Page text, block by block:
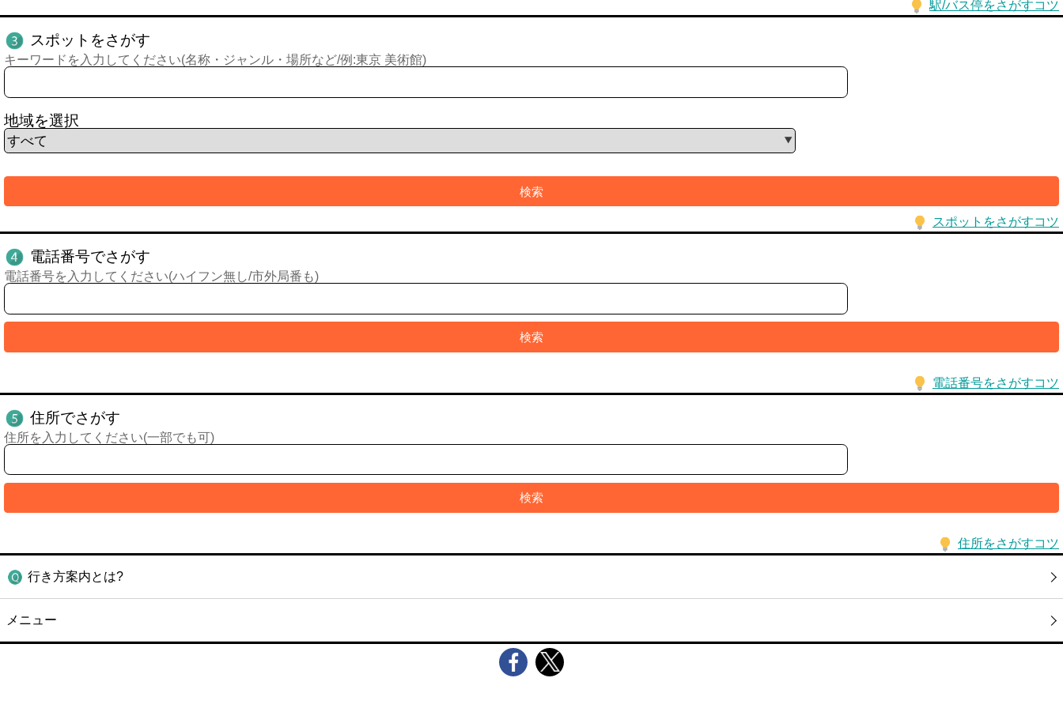
駅/バス停をさがすコツ
スポットをさがす
キーワードを入力してください(名称・ジャンル・場所など/例:東京 美術館)
地域を選択
スポットをさがすコツ
電話番号でさがす
電話番号を入力してください(ハイフン無し/市外局番も)
電話番号をさがすコツ
住所でさがす
住所を入力してください(一部でも可)
住所をさがすコツ
行き方案内とは?
メニュー